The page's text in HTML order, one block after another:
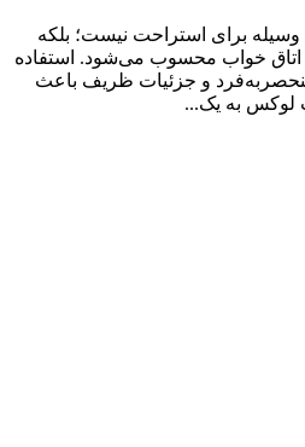
برای استراحت نیست؛ بلکه
خواب محسوب می‌شود. استفاده
و جزئیات ظریف باعث
به یک...